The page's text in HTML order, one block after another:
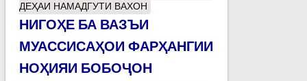
ДЕҲАИ НАМАДГУТИ ВАХОН
НИГОҲЕ БА ВАЗЪИ
МУАССИСАҲОИ ФАРҲАНГИИ
НОҲИЯИ БОБОҶОН